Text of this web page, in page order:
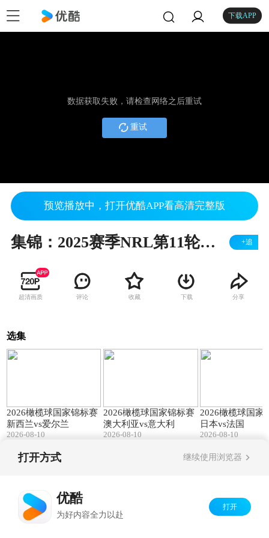
下载APP
数据获取失败，请检查网络之后重试
重试
预览播放中，打开优酷APP看高清完整版
集锦：2025赛季NRL第11轮Wests Tigers v Rabbitohs +追
超清画质 评论 收藏 下载 分享
选集
2026橄榄球国家锦标赛
新西兰vs爱尔兰
2026-08-10
2026橄榄球国家锦标赛
澳大利亚vs意大利
2026-08-10
2026橄榄球国家
日本vs法国
2026-08-10
打开方式 继续使用浏览器
优酷
为好内容全力以赴
打开